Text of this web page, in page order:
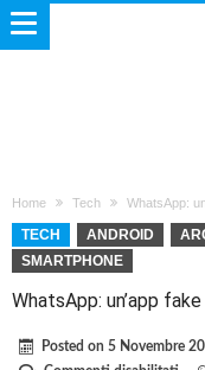
Home Tech WhatsApp:
TECH ANDROID
SMARTPHONE
WhatsApp: un’app
Posted on 5 Novembre